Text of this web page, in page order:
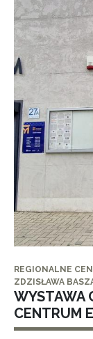
REGIONALNE
ZDZISŁAWA
WYSTAWA
CENTRUM